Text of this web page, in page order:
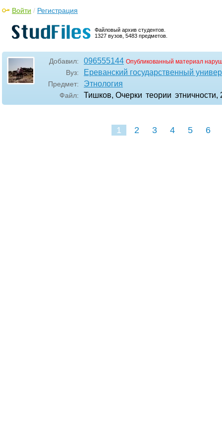
Файловый архив студентов.
1327 вузов, 5483 предметов.
Войти / Регистрация
Добавил: 096555144 Опубликованный материал
Вуз: Ереванский государственный
Предмет: Этнология
Файл: Тишков, Очерки теории этничности,
1 2 3 4 5 6